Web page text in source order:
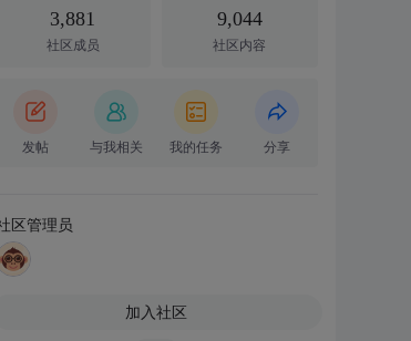
3,881
社区成员
9,044
社区内容
发帖 与我相关 我的任务 分享
区管理员
加入社区